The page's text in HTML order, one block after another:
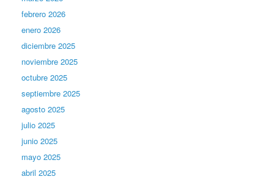
febrero 2026
enero 2026
diciembre 2025
noviembre 2025
octubre 2025
septiembre 2025
agosto 2025
julio 2025
junio 2025
mayo 2025
abril 2025